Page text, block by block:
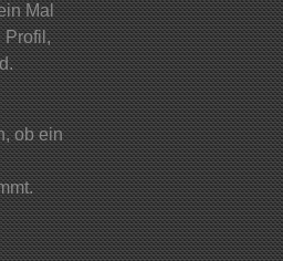
Mal
Profil,
ob ein